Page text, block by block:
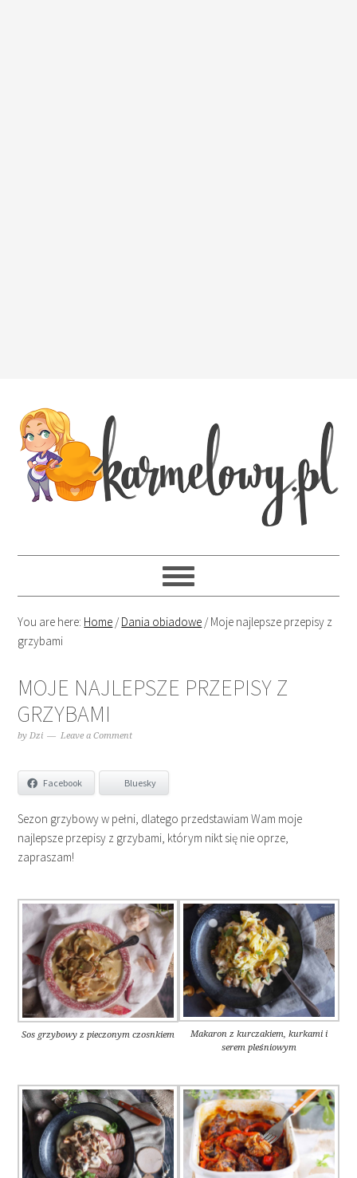
You are here: Home /Dania obiadowe /Moje najlepsze przepisy z
grzybami
MOJE NAJLEPSZE PRZEPISY Z
GRZYBAMI
byDzi Leave a Comment
Facebook Bluesky
Sezon grzybowy w pełni, dlatego przedstawiam Wam moje
najlepsze przepisy z grzybami, którym nikt się nie oprze,
zapraszam!
Sos grzybowy z pieczonym czosnkiem
Makaron z kurczakiem, kurkami i
serem pleśniowym